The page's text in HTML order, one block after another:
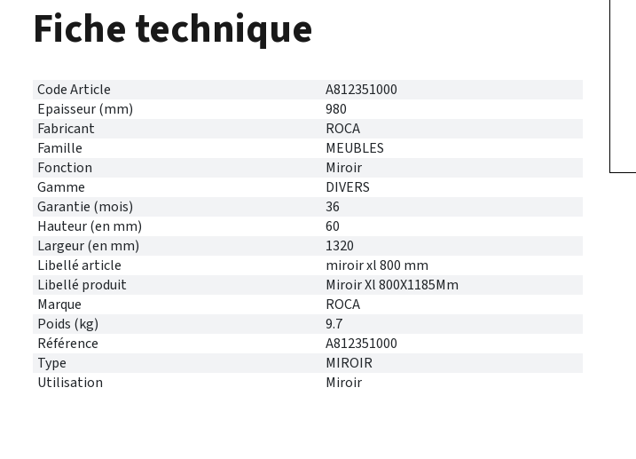
Fiche technique
Code Article
A812351000
Epaisseur (mm)
980
Fabricant
ROCA
Famille
MEUBLES
Fonction
Miroir
Gamme
DIVERS
Garantie (mois)
36
Hauteur (en mm)
60
Largeur (en mm)
1320
Libellé article
miroir xl 800 mm
Libellé produit
Miroir Xl 800X1185Mm
Marque
ROCA
Poids (kg)
9.7
Référence
A812351000
Type
MIROIR
Utilisation
Miroir